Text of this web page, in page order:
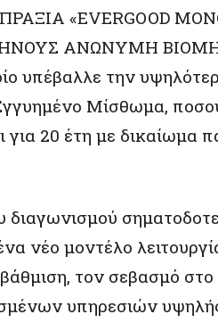
«EVERGOOD
ΑΝΩΝΥΜΗ
υπέβαλλε την
Μίσθωμα,
για 20 έτη με δικαίωμα
νέο μοντέλο
τον σεβασμό
υπηρεσιών